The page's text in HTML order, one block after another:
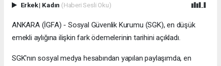
Erkek| Kadın (Haberi Sesli Oku)
ANKARA (İGFA) - Sosyal Güvenlik Kurumu (SGK), en düşük
emekli aylığına ilişkin fark ödemelerinin tarihini açıkladı.
SGK'nın sosyal medya hesabından yapılan paylaşımda, en